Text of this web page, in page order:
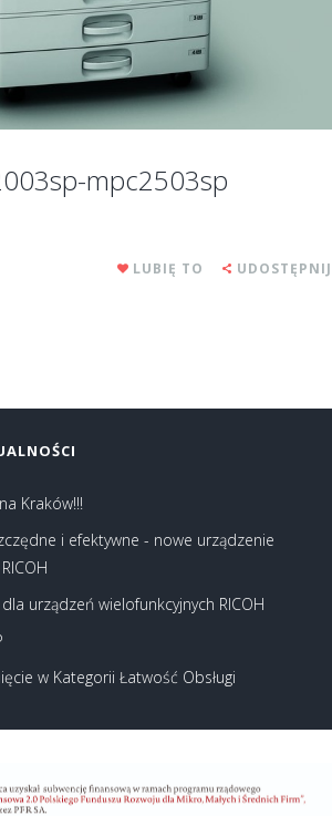
mpc2503sp
LUBIĘ TO UDOSTĘPNIJ
Kraków!!!
i efektywne - nowe urządzenie
urządzeń wielofunkcyjnych RICOH
w Kategorii Łatwość Obsługi